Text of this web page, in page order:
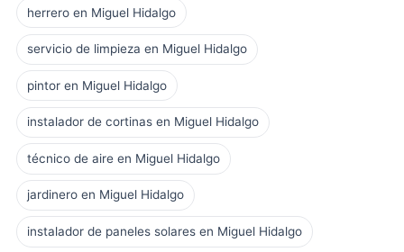
herrero en Miguel Hidalgo
servicio de limpieza en Miguel Hidalgo
pintor en Miguel Hidalgo
instalador de cortinas en Miguel Hidalgo
técnico de aire en Miguel Hidalgo
jardinero en Miguel Hidalgo
instalador de paneles solares en Miguel Hidalgo